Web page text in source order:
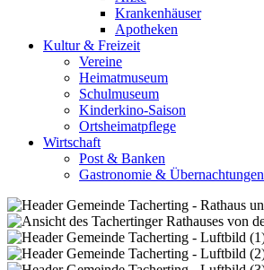
Krankenhäuser
Apotheken
Kultur & Freizeit
Vereine
Heimatmuseum
Schulmuseum
Kinderkino-Saison
Ortsheimatpflege
Wirtschaft
Post & Banken
Gastronomie & Übernachtungen